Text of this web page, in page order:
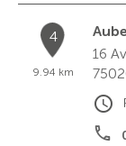
4
9.94 km
16